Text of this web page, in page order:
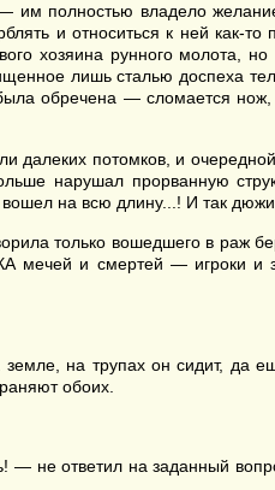
им полностью владело
и относиться к ней как-
хозяина рунного молота,
лишь сталью доспеха
обречена — сломается нож,
потомков, и
нарушал прорванную
на всю длину...! И так
только вошедшего в раж
мечей и смертей — игроки и
земле, на трупах он сидит,
обоих.
не ответил на заданный